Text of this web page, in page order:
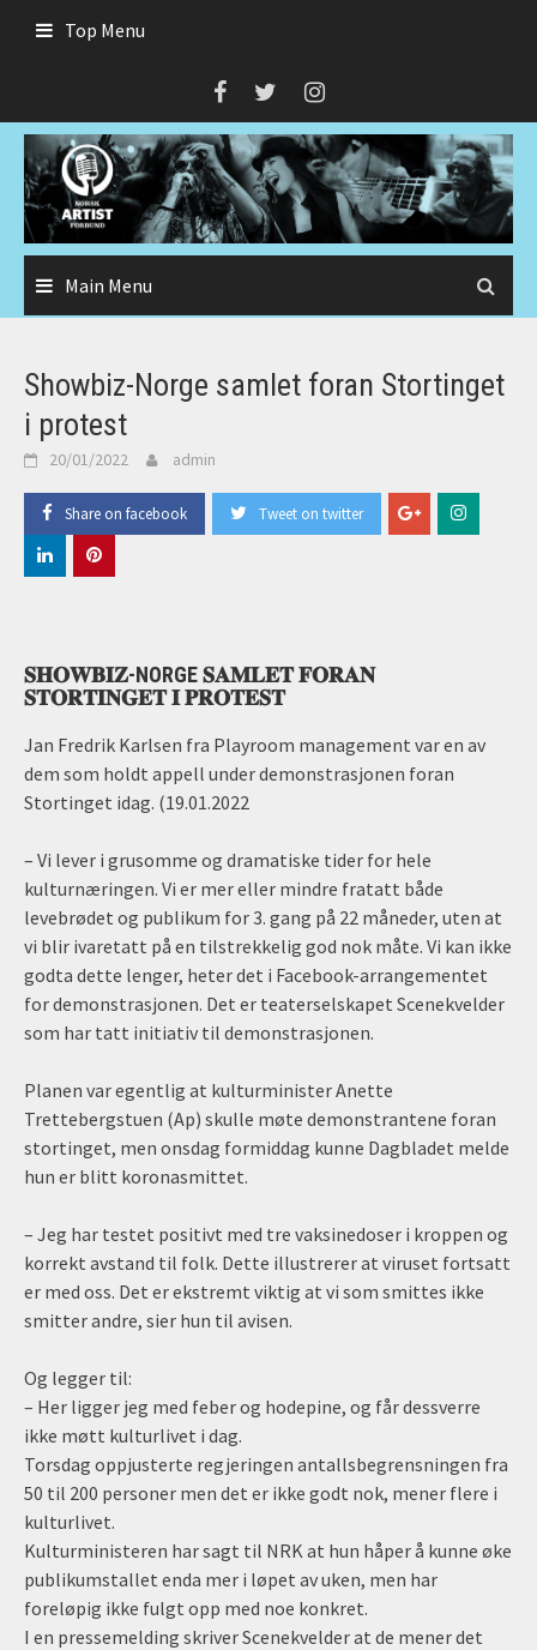
Top Menu
Main Menu
Showbiz-Norge samlet foran Stortinget
i protest
20/01/2022 admin
Share on facebook Tweet on twitter
𝐒𝐇𝐎𝐖𝐁𝐈𝐙-NORGE 𝐒𝐀𝐌𝐋𝐄𝐓 𝐅𝐎𝐑𝐀𝐍
𝐒𝐓𝐎𝐑𝐓𝐈𝐍𝐆𝐄𝐓 𝐈 𝐏𝐑𝐎𝐓𝐄𝐒𝐓
Jan Fredrik Karlsen fra Playroom management var en av
dem som holdt appell under demonstrasjonen foran
Stortinget idag. (19.01.2022
– Vi lever i grusomme og dramatiske tider for hele
kulturnæringen. Vi er mer eller mindre fratatt både
levebrødet og publikum for 3. gang på 22 måneder, uten at
vi blir ivaretatt på en tilstrekkelig god nok måte. Vi kan ikke
godta dette lenger, heter det i Facebook-arrangementet
for demonstrasjonen. Det er teaterselskapet Scenekvelder
som har tatt initiativ til demonstrasjonen.
Planen var egentlig at kulturminister Anette
Trettebergstuen (Ap) skulle møte demonstrantene foran
stortinget, men onsdag formiddag kunne Dagbladet melde
hun er blitt koronasmittet.
– Jeg har testet positivt med tre vaksinedoser i kroppen og
korrekt avstand til folk. Dette illustrerer at viruset fortsatt
er med oss. Det er ekstremt viktig at vi som smittes ikke
smitter andre, sier hun til avisen.
Og legger til:
– Her ligger jeg med feber og hodepine, og får dessverre
ikke møtt kulturlivet i dag.
Torsdag oppjusterte regjeringen antallsbegrensningen fra
50 til 200 personer men det er ikke godt nok, mener flere i
kulturlivet.
Kulturministeren har sagt til NRK at hun håper å kunne øke
publikumstallet enda mer i løpet av uken, men har
foreløpig ikke fulgt opp med noe konkret.
I en pressemelding skriver Scenekvelder at de mener det